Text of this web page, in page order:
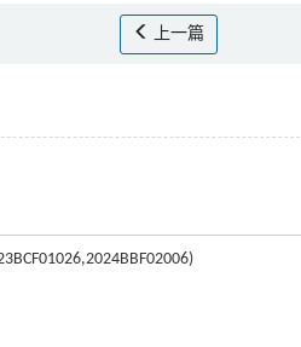
上一篇